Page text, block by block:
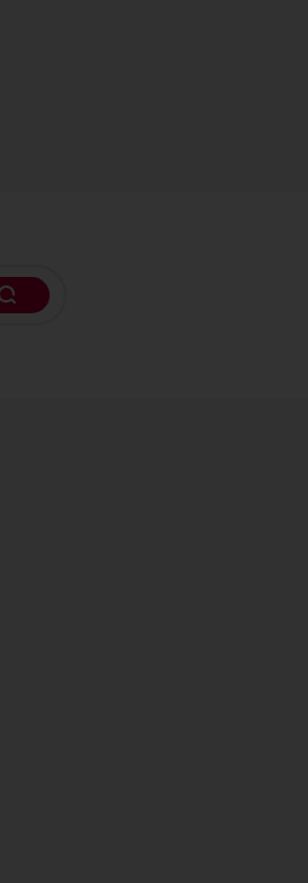
Begin typing to search,